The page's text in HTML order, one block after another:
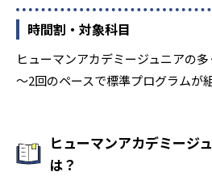
時間割・対象科目
ヒューマンアカデミージュニアの
～2回のペースで標準プログラムが
ヒューマンアカデミージ
は？